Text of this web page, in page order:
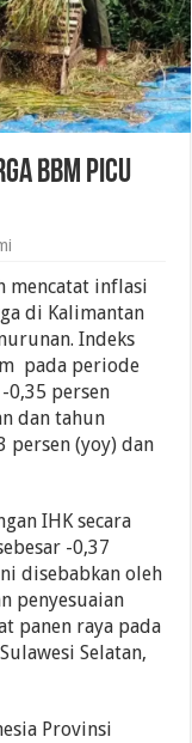
BBM Picu
mencatat inflasi
di Kalimantan
Indeks
pada periode
0,35 persen
dan tahun
persen (yoy) dan
IHK secara
-0,37
disebabkan oleh
penyesuaian
panen raya pada
Selatan,
Provinsi